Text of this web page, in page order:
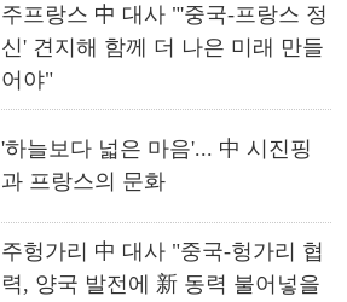
주프랑스 中 대사 "'중국-프랑스 정
신' 견지해 함께 더 나은 미래 만들
어야"
'하늘보다 넓은 마음'... 中 시진핑
과 프랑스의 문화
주헝가리 中 대사 "중국-헝가리 협
력, 양국 발전에 新 동력 불어넣을